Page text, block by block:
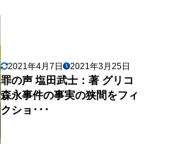
2021年4月7日 2021年3月25日
罪の声 塩田武士：著 グリコ
森永事件の事実の狭間をフィ
クショ･･･